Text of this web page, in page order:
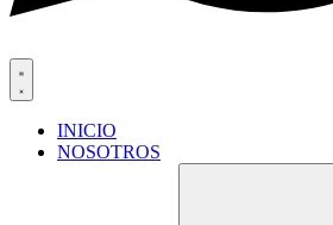
INICIO
NOSOTROS